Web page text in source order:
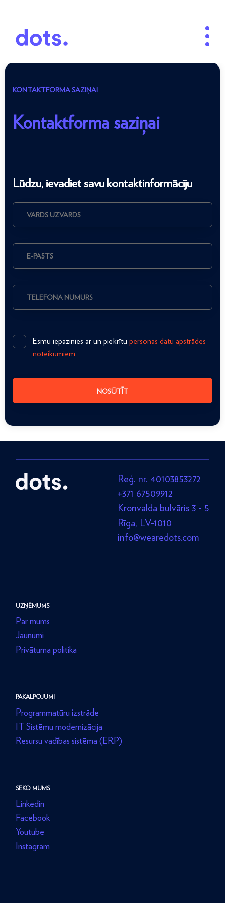
KONTAKTFORMA SAZIŅAI
Kontaktforma saziņai
Lūdzu, ievadiet savu kontaktinformāciju
Esmu iepazinies ar un piekrītu personas datu apstrādes
noteikumiem
NOSŪTĪT
Reģ. nr. 40103853272
+371 67509912
Kronvalda bulvāris 3 - 5
Rīga, LV-1010
info@wearedots.com
UZŅĒMUMS
Par mums
Jaunumi
Privātuma politika
PAKALPOJUMI
Programmatūru izstrāde
IT Sistēmu modernizācija
Resursu vadības sistēma (ERP)
SEKO MUMS
Linkedin
Facebook
Youtube
Instagram